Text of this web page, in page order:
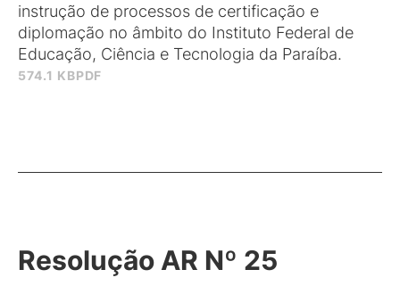
574.1 KBPDF
instrução de processos de certificação e
diplomação no âmbito do Instituto Federal de
Educação, Ciência e Tecnologia da Paraíba.
Resolução AR Nº 25